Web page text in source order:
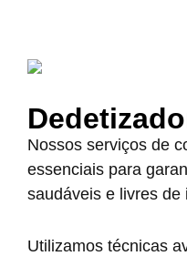
Nossos serviços de
essenciais para
saudáveis e livres de
Utilizamos técnicas